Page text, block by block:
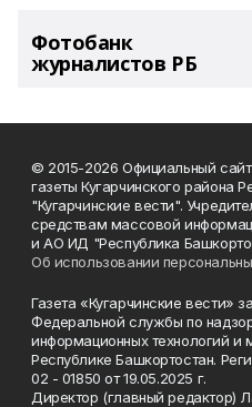
Фотобанк
журналистов РБ
© 2015-2026 Официальный
газеты Кугарчинского района
"Кугарчинские вести".
средствам массовой
и АО ИД "Республика
Об использовании
Газета «Кугарчинские вести»
Федеральной службы по
информационных технологий
Республике Башкортостан.
02 - 01850 от 19.05.2025 г.
Директор (главный редактор)